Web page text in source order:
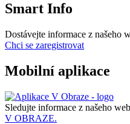
Smart Info
Dostávejte informace z našeho
Chci se zaregistrovat
Mobilní aplikace
Sledujte informace z našeho
V OBRAZE.